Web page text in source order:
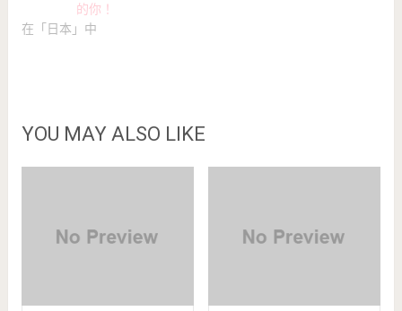
的你！
在「日本」中
YOU MAY ALSO LIKE